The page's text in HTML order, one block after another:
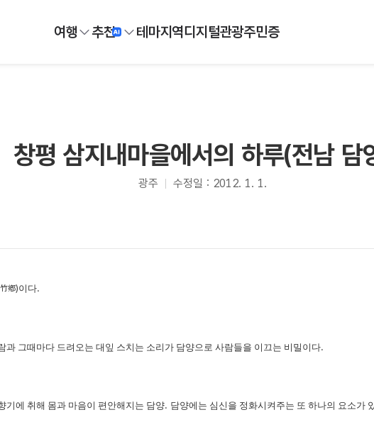
여행 추천 테마지역디지털관광주민증
창평 삼지내마을에서의 하루(전남 담
광주 수정일 : 2012. 1. 1.
竹鄕)이다.
과 그때마다 드려오는 대잎 스치는 소리가 담양으로 사람들을 이끄는 비밀이다.
기에 취해 몸과 마음이 편안해지는 담양. 담양에는 심신을 정화시켜주는 또 하나의 요소가